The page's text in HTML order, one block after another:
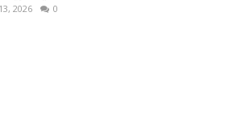
2026 0